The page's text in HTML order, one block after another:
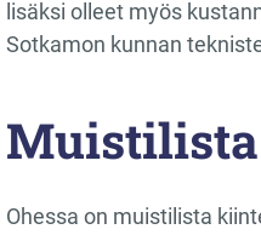
lisäksi olleet myös
Sotkamon kunnan
Ohessa on muistilista